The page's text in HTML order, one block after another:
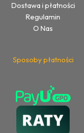
Dostawa i płatności
Regulamin
O Nas
Sposoby płatności